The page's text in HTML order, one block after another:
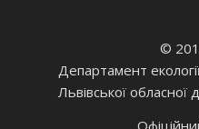
©
Департамент
Львівської обласної